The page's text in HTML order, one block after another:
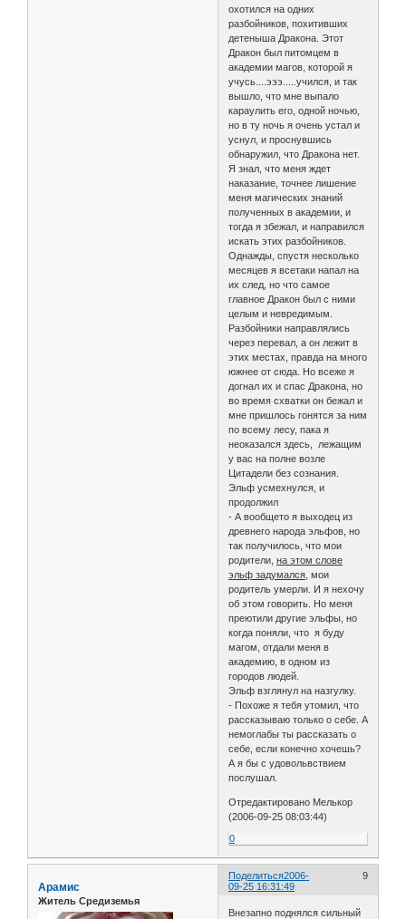
охотился на одних
разбойников, похитивших
детеныша Дракона. Этот
Дракон был питомцем в
академии магов, которой я
учусь....эээ.....учился, и так
вышло, что мне выпало
караулить его, одной ночью,
но в ту ночь я очень устал и
уснул, и проснувшись
обнаружил, что Дракона нет.
Я знал, что меня ждет
наказание, точнее лишение
меня магических знаний
полученных в академии, и
тогда я збежал, и направился
искать этих разбойников.
Однажды, спустя несколько
месяцев я всетаки напал на
их след, но что самое
главное Дракон был с ними
целым и невредимым.
Разбойники направлялись
через перевал, а он лежит в
этих местах, правда на много
южнее от сюда. Но всеже я
догнал их и спас Дракона, но
во время схватки он бежал и
мне пришлось гонятся за ним
по всему лесу, пака я
неоказался здесь, лежащим
у вас на полне возле
Цитадели без сознания.
Эльф усмехнулся, и
продолжил
- А вообщето я выходец из
древнего народа эльфов, но
так получилось, что мои
родители,на этом слове
эльф задумался , мои
родитель умерли. И я нехочу
об этом говорить. Но меня
преютили другие эльфы, но
когда поняли, что я буду
магом, отдали меня в
академию, в одном из
городов людей.
Эльф взглянул на назгулку.
- Похоже я тебя утомил, что
рассказываю только о себе. А
немоглабы ты рассказать о
себе, если конечно хочешь?
А я бы с удовольвствием
послушал.
Отредактировано Мелькор
(2006-09-25 08:03:44)
0
Поделиться 9
2006-
09-25 16:31:49
Арамис
Житель Средиземья
Внезапно поднялся сильный